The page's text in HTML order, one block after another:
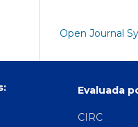
Open Journal
Evaluada
CIRC